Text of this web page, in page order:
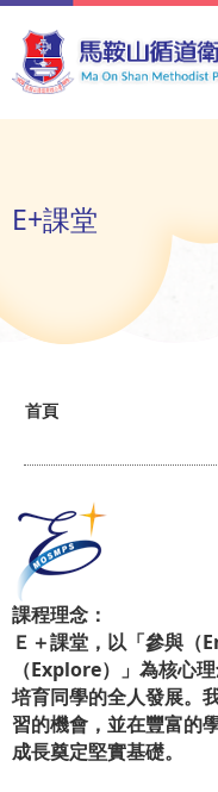
移至主內容
E+課堂
導
連
結
首頁
課程理念：
Ｅ＋課堂，以「參與
（Explore）」為核心
培育同學的全人發展。
習的機會，並在豐富的
成長奠定堅實基礎。